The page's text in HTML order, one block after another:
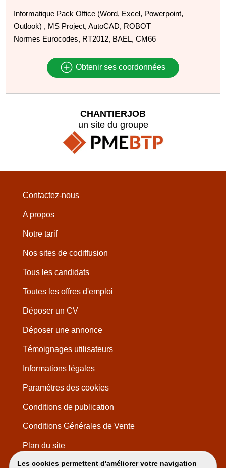
Informatique Pack Office (Word, Excel, Powerpoint,
Outlook) , MS Project, AutoCAD, ROBOT
Normes Eurocodes, RT2012, BAEL, CM66
Obtenir ses coordonnées
Les cookies permettent d'améliorer votre navigation
CHANTIERJOB
un site du groupe
Contactez-nous
A propos
Notre tarif
Nos sites de codiffusion
Tous les candidats
Toutes les offres d'emploi
Déposer un CV
Déposer une annonce
Témoignages utilisateurs
Informations légales
Paramètres des cookies
Conditions de publication
Conditions Générales de Vente
Plan du site